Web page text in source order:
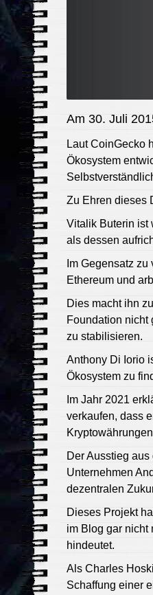
Am 30. Juli
Laut CoinGecko
Ökosystem
Zu Ehren dieses
Vitalik Buterin ist
als dessen
Im Gegensatz
Ethereum und
Dies macht ihn
Foundation nicht
zu stabilisieren.
Anthony Di Iorio
Ökosystem zu
Im Jahr 2021
verkaufen, dass
Der Ausstieg
Unternehmen
dezentralen
Dieses Projekt
im Blog gar nicht
hindeutet.
Als Charles
Schaffung einer